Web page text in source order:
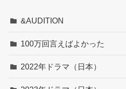
&AUDITION
100万回言えばよかった
2022年ドラマ（日本）